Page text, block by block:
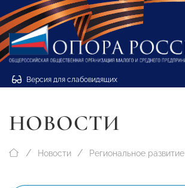
Версия для слабовидящих
НОВОСТИ
Новости Региональное развитие